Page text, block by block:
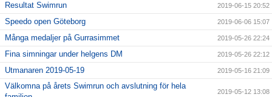
Resultat Swimrun 2019-06-15 20:52
Speedo open Göteborg 2019-06-06 15:07
Många medaljer på Gurrasimmet 2019-05-26 22:24
Fina simningar under helgens DM 2019-05-26 22:12
Utmanaren 2019-05-19 2019-05-16 21:09
Välkomna på årets Swimrun och avslutning för hela
2019-05-12 13:08